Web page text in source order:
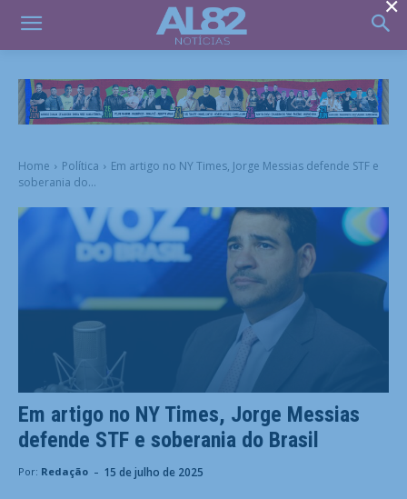
Home Política
Em artigo no NY Times, Jorge Messias defende STF e
soberania do...
Em artigo no NY Times, Jorge Messias
defende STF e soberania do Brasil
Por: Redação - 15 de julho de 2025